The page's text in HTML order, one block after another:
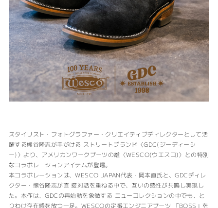
スタイリスト・フォトグラファー・クリエイティブディレクターとして活
躍する熊谷隆志が手がける ストリートブランド〈GDC(ジーディーシ
ー)〉より、アメリカンワークブーツの雄〈WESCO(ウエスコ)〉との特別
なコラボレーションアイテムが登場。
本コラボレーションは、WESCO JAPAN代表・岡本直氏と、GDCディレ
クター・熊谷隆志が直 接対話を重ねる中で、互いの感性が共鳴し実現し
た。本作は、GDCの再始動を象徴する ニューコレクションの中でも、と
りわけ存在感を放つ一足。WESCOの定番エンジニアブーツ 「BOSS」を